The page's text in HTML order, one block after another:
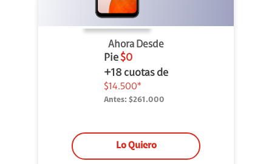
Ahora Desde
Pie $0
+18 cuotas de
$14.500*
Antes: $261.000
Lo Quiero